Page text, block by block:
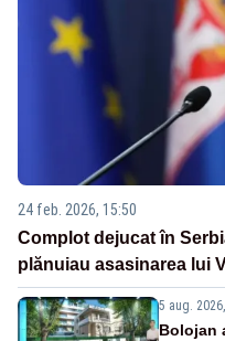
24 feb. 2026, 15:50
Complot dejucat în
plănuiau asasinarea lui
5 aug.
Bolojan